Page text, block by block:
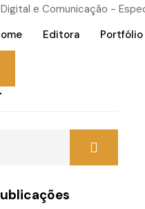
Editora Portfólio